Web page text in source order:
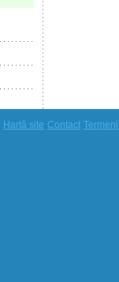
Hartă site Contact